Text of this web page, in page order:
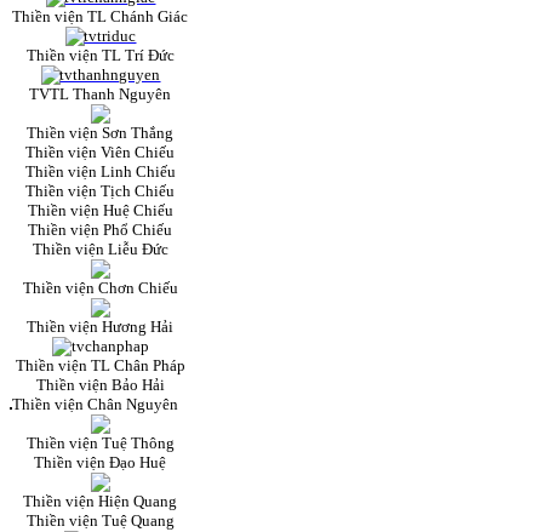
Thiền viện TL Chánh Giác
Thiền viện TL Trí Đức
TVTL Thanh Nguyên
Thiền viện Sơn Thắng
Thiền viện Viên Chiếu
Thiền viện Linh Chiếu
Thiền viện Tịch Chiếu
Thiền viện Huệ Chiếu
Thiền viện Phổ Chiếu
Thiền viện Liễu Đức
Thiền viện Chơn Chiếu
Thiền viện Hương Hải
Thiền viện TL Chân Pháp
Thiền viện Bảo Hải
Thiền viện Chân Nguyên
Thiền viện Tuệ Thông
Thiền viện Đạo Huệ
Thiền viện Hiện Quang
Thiền viện Tuệ Quang